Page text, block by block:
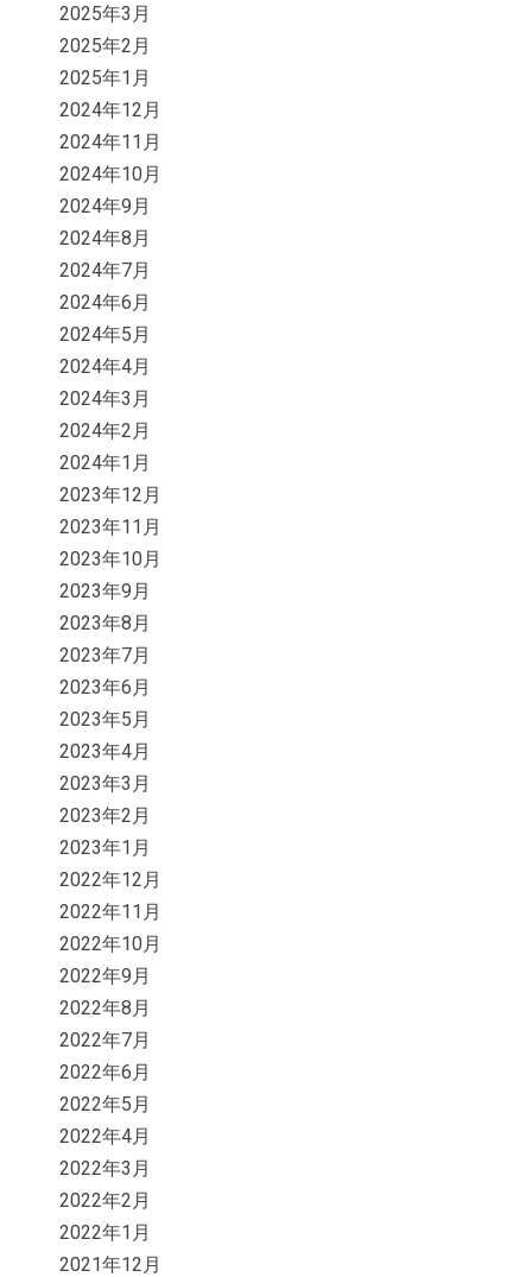
2025年3月
2025年2月
2025年1月
2024年12月
2024年11月
2024年10月
2024年9月
2024年8月
2024年7月
2024年6月
2024年5月
2024年4月
2024年3月
2024年2月
2024年1月
2023年12月
2023年11月
2023年10月
2023年9月
2023年8月
2023年7月
2023年6月
2023年5月
2023年4月
2023年3月
2023年2月
2023年1月
2022年12月
2022年11月
2022年10月
2022年9月
2022年8月
2022年7月
2022年6月
2022年5月
2022年4月
2022年3月
2022年2月
2022年1月
2021年12月